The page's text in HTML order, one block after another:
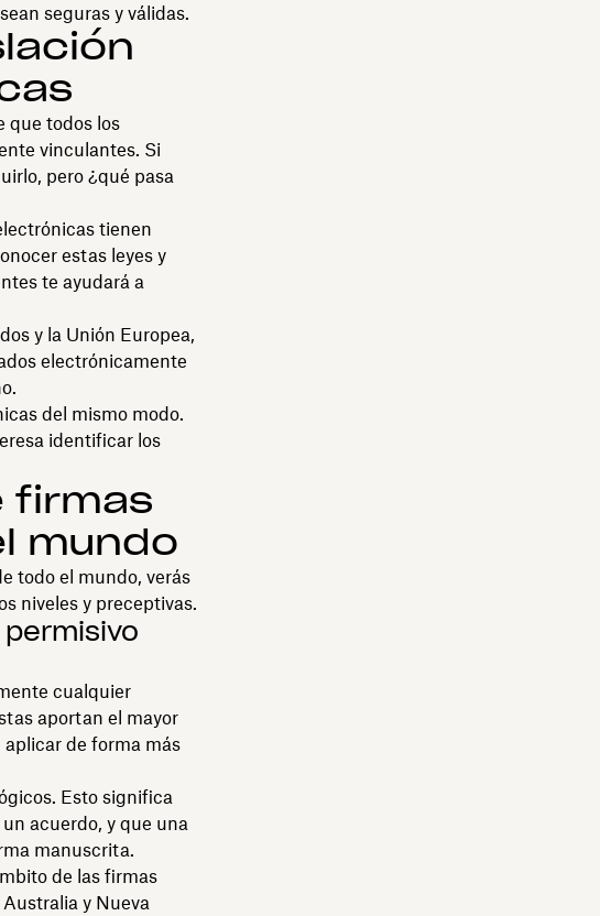
seguras y válidas.
que todos los
vinculantes. Si
pero ¿qué pasa
tienen
estas leyes y
te ayudará a
y la Unión Europea,
electrónicamente
del mismo modo.
identificar los
firmas
mundo
todo el mundo, verás
niveles y preceptivas.
cualquier
aportan el mayor
de forma más
Esto significa
acuerdo, y que una
manuscrita.
de las firmas
y Nueva